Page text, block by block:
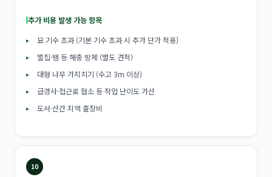
추가 비용 발생 가능 항목
묘 기수 초과 (기본 기수 초과 시 추가 단가 적용)
벌집·뱀 등 해충 방제 (별도 견적)
대형 나무 가지치기 (수고 3m 이상)
급경사·접근로 협소 등 작업 난이도 가산
도서·산간 지역 출장비
10